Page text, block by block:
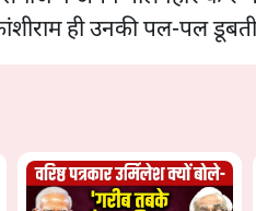
ही उनकी पल-पल